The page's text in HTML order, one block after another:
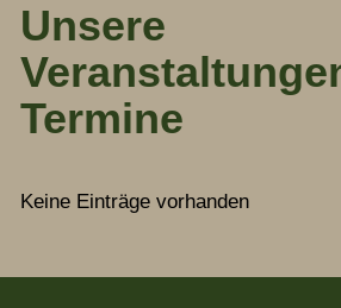
Unsere
Termine
Keine Einträge vorhanden